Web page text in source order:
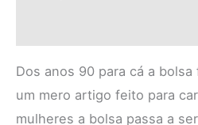
Dos anos 90 para cá a
um mero artigo feito para
mulheres a bolsa passa a